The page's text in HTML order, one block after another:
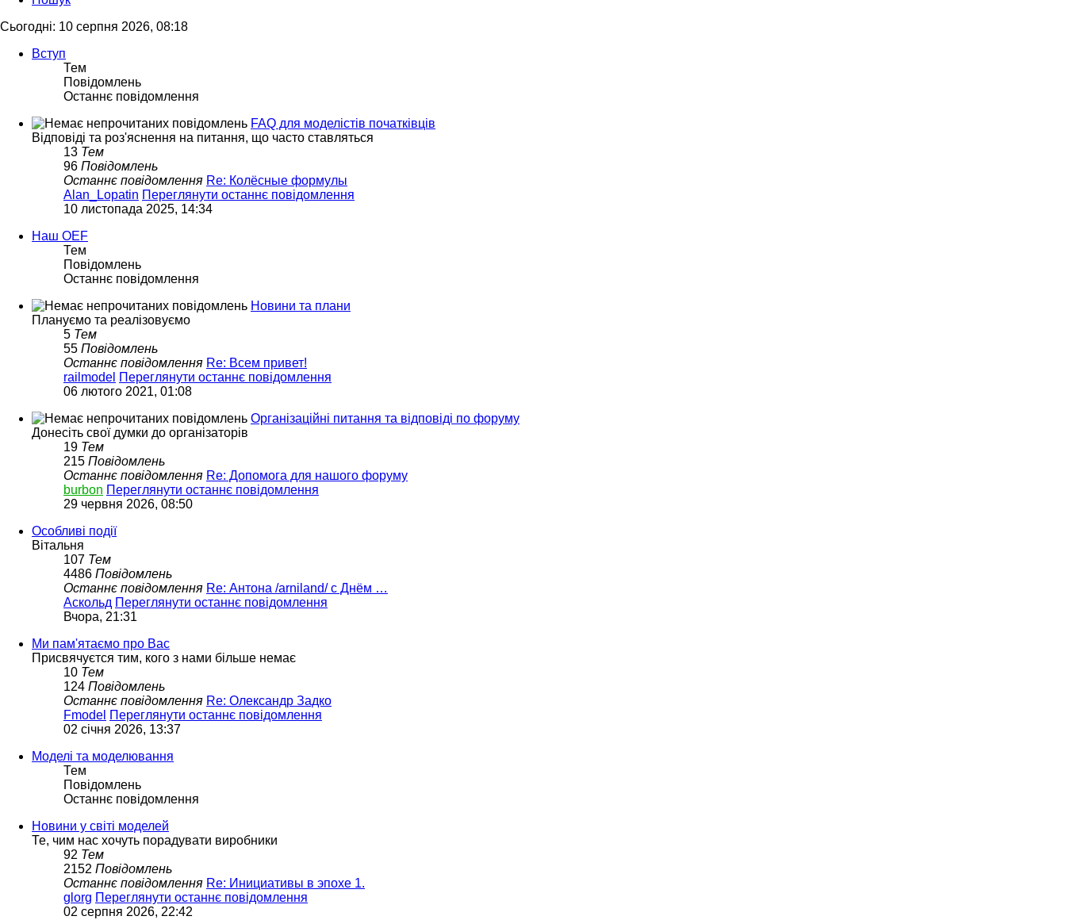
Сьогодні: 10 серпня 2026, 08:18
Вступ
Тем
Повідомлень
Останнє повідомлення
FAQ для моделістів початківців
Відповіді та роз'яснення на питання, що часто ставляться
13 Тем
96 Повідомлень
Останнє повідомлення Re: Колёсные формулы
Alan_Lopatin Переглянути останнє повідомлення
10 листопада 2025, 14:34
Наш OEF
Тем
Повідомлень
Останнє повідомлення
Новини та плани
Плануємо та реалізовуємо
5 Тем
55 Повідомлень
Останнє повідомлення Re: Всем привет!
railmodel
Переглянути останнє повідомлення
06 лютого 2021, 01:08
Організаційні питання та відповіді по форуму
Донесіть свої думки до організаторів
19 Тем
215 Повідомлень
Останнє повідомлення Re: Допомога для нашого форуму
burbon Переглянути останнє повідомлення
29 червня 2026, 08:50
Особливі події
Вітальня
107 Тем
4486 Повідомлень
Останнє повідомлення Re: Антона /arniland/ с Днём …
Аскольд Переглянути останнє повідомлення
Вчора, 21:31
Ми пам'ятаємо про Вас
Присвячуєтся тим, кого з нами більше немає
10 Тем
124 Повідомлень
Останнє повідомлення Re: Олександр Задко
Fmodel
Переглянути останнє повідомлення
02 січня 2026, 13:37
Моделі та моделювання
Тем
Повідомлень
Останнє повідомлення
Новини у світі моделей
Те, чим нас хочуть порадувати виробники
92 Тем
2152 Повідомлень
Останнє повідомлення Re: Инициативы в эпохе 1.
glorg Переглянути останнє повідомлення
02 серпня 2026, 22:42